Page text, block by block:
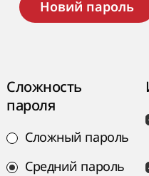
Новий пароль
Сложность
пароля
Сложный пароль
Средний пароль